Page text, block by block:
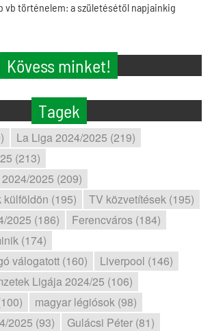
vb történelem: a születésétől napjainkig
Kövess minket!
Tagek
La Liga 2024/2025 (219)
(213)
2025 (209)
(195)
TV közvetítések (195)
2025 (186)
Ferencváros (184)
(174)
válogatott (160)
Liverpool (146)
Ligája 2024/25 (106)
magyar légiósok (98)
2025 (93)
Gulácsi Péter (81)